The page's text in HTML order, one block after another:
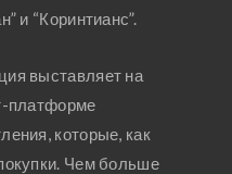
и “Коринтианс”.
выставляет на
платформе
которые, как
Чем больше